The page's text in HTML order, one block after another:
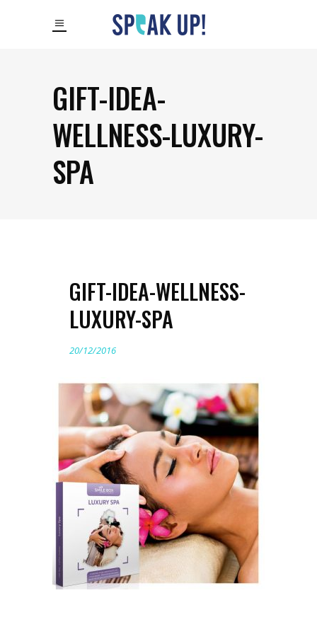
GIFT-IDEA-
WELLNESS-LUXURY-
SPA
GIFT-IDEA-WELLNESS-
LUXURY-SPA
20/12/2016